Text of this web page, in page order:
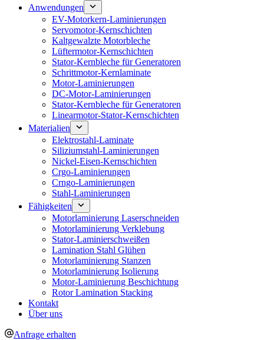
Anwendungen
EV-Motorkern-Laminierungen
Servomotor-Kernschichten
Kaltgewalzte Motorbleche
Lüftermotor-Kernschichten
Stator-Kernbleche für Generatoren
Schrittmotor-Kernlaminate
Motor-Laminierungen
DC-Motor-Laminierungen
Stator-Kernbleche für Generatoren
Linearmotor-Stator-Kernschichten
Materialien
Elektrostahl-Laminate
Siliziumstahl-Laminierungen
Nickel-Eisen-Kernschichten
Crgo-Laminierungen
Crngo-Laminierungen
Stahl-Laminierungen
Fähigkeiten
Motorlaminierung Laserschneiden
Motorlaminierung Verklebung
Stator-Laminierschweißen
Lamination Stahl Glühen
Motorlaminierung Stanzen
Motorlaminierung Isolierung
Motor-Laminierung Beschichtung
Rotor Lamination Stacking
Kontakt
Über uns
Anfrage erhalten